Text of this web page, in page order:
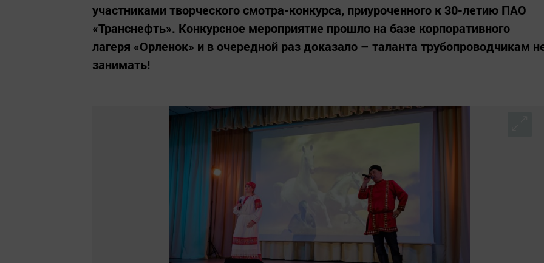
участниками творческого смотра-конкурса, приуроченного к 30-летию ПАО
«Транснефть». Конкурсное мероприятие прошло на базе корпоративного
лагеря «Орленок» и в очередной раз доказало – таланта трубопроводчикам
занимать!